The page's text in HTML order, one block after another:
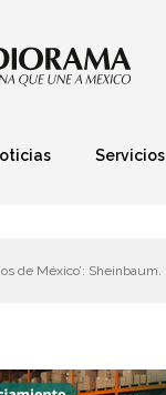
Servicios
de México’: Sheinbaum.